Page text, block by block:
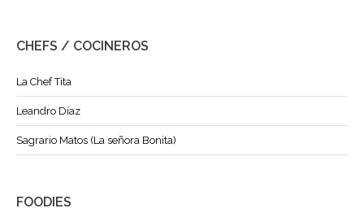
CHEFS / COCINEROS
La Chef Tita
Leandro Díaz
Sagrario Matos (La señora Bonita)
FOODIES